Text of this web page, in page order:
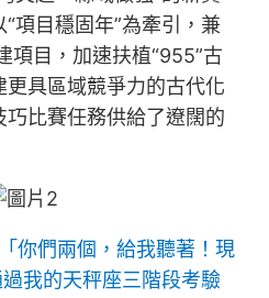
項目穩固年”為牽引，兼
項目，加速扶植“955”古
具區域競爭力的古代化
比賽任務供給了遼闊的
你們兩個，給我聽著！現
我的天秤座三階段考驗